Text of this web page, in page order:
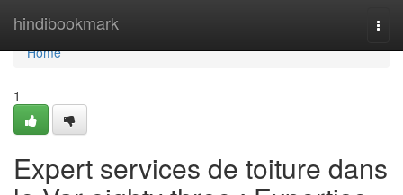
hindibookmark
Home
Home
1
Expert services de toiture dans